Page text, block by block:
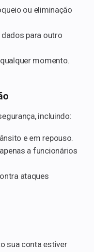
ou eliminação
para outro
momento.
incluindo:
e em repouso.
a funcionários
ataques
sua conta estiver